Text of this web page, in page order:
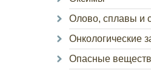
Олово, сплавы и
Онкологические
Опасные